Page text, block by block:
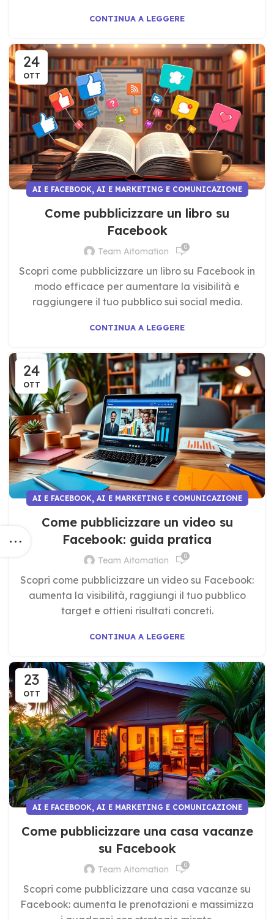
CONTINUA A LEGGERE
24
OTT
AI E FACEBOOK, AI E MARKETING E COMUNICAZIONE
Come pubblicizzare un libro su
Facebook
Team Aitomation 0
Scopri come pubblicizzare un libro su Facebook in
modo efficace per aumentare la visibilità e
raggiungere il tuo pubblico sui social media.
CONTINUA A LEGGERE
24
OTT
AI E FACEBOOK, AI E MARKETING E COMUNICAZIONE
Come pubblicizzare un video su
Facebook: guida pratica
Team Aitomation 0
Scopri come pubblicizzare un video su Facebook:
aumenta la visibilità, raggiungi il tuo pubblico
target e ottieni risultati concreti.
CONTINUA A LEGGERE
23
OTT
AI E FACEBOOK, AI E MARKETING E COMUNICAZIONE
Come pubblicizzare una casa vacanze
su Facebook
Team Aitomation 0
Scopri come pubblicizzare una casa vacanze su
Facebook: aumenta le prenotazioni e massimizza